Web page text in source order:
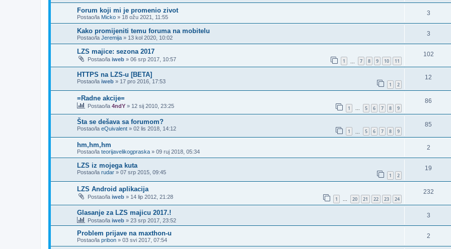
Forum koji mi je promenio zivot
Postao/la Micko » 18 ožu 2021, 11:55
3
Kako promijeniti temu foruma na mobitelu
Postao/la Jeremija » 13 kol 2020, 10:02
3
LZS majice: sezona 2017
Postao/la iweb » 06 srp 2017, 10:57 1 7 8 9 10 11
102
HTTPS na LZS-u [BETA]
Postao/la iweb » 17 pro 2016, 17:53 1 2
12
=Radne akcije=
Postao/la 4ndY » 12 sij 2010, 23:25 1 ... 5 6 7 8 9
86
Šta se dešava sa forumom?
Postao/la eQuivalent » 02 lis 2018, 14:12 1 5 6 7 8 9
85
hm,hm,hm
Postao/la teorijavelikogpraska » 09 ruj 2018, 05:34
2
LZS iz mojega kuta
Postao/la rudar » 07 srp 2015, 09:45 1 2
19
LZS Android aplikacija
Postao/la iweb » 14 lip 2012, 21:28 1 ... 20 21 22 23 24
232
Glasanje za LZS majicu 2017.!
Postao/la iweb » 23 srp 2017, 23:52
3
Problem prijave na maxthon-u
Postao/la pribon » 03 svi 2017, 07:54
2